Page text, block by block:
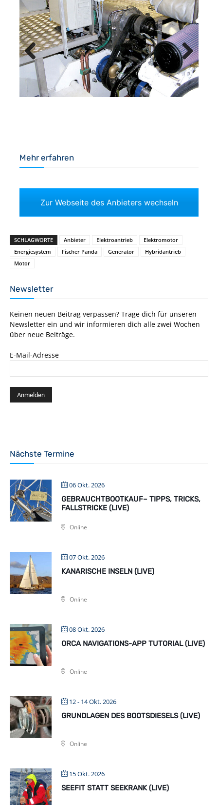
Previous Next
Mehr erfahren
Zur Webseite des Anbieters wechseln
SCHLAGWORTE Anbieter Elektroantrieb
Elektromotor
Energiesystem
Fischer Panda Generator
Hybridantrieb
Motor
Newsletter
Keinen neuen Beitrag verpassen? Trage dich für unseren
Newsletter ein und wir informieren dich alle zwei Wochen
über neue Beiträge.
E-Mail-Adresse
Nächste Termine
06 Okt. 2026
GEBRAUCHTBOOTKAUF– TIPPS, TRICKS,
FALLSTRICKE (LIVE)
Online
07 Okt. 2026
KANARISCHE INSELN (LIVE)
Online
08 Okt. 2026
ORCA NAVIGATIONS-APP TUTORIAL (LIVE)
Online
12 - 14 Okt. 2026
GRUNDLAGEN DES BOOTSDIESELS (LIVE)
Online
15 Okt. 2026
SEEFIT STATT SEEKRANK (LIVE)